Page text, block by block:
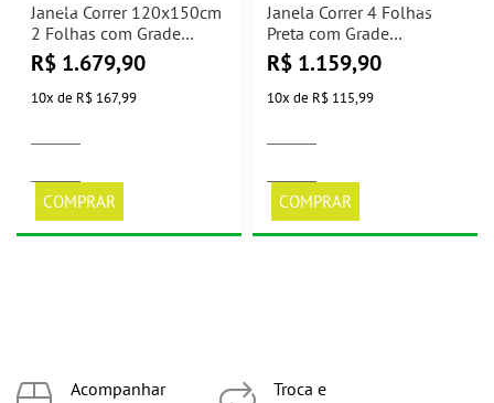
Janela Correr 120x150cm
2 Folhas com Grade
Central Lucasa
R$ 1.679,90
10x de R$ 167,99
COMPRAR
Janela Correr 4 Folhas
Preta com Grade
100x150cm PA384.0
Lucasa
R$ 1.159,90
10x de R$ 115,99
COMPRAR
Acompanhar
Troca e